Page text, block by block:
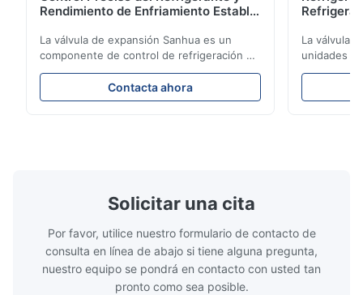
Rendimiento de Enfriamiento Estable
Vehículos
La válvula de expansión Sanhua es un
componente de control de refrigeración de
alto rendimiento diseñado para unidades
de refrigeración de camiones, furgonetas
refrigeradas y sistemas de transporte de
Contacta ahora
La válvula
unidades
regula con
Solicitar una cita
Por favor, utilice nuestro formulario de contacto de
consulta en línea de abajo si tiene alguna pregunta,
nuestro equipo se pondrá en contacto con usted tan
pronto como sea posible.